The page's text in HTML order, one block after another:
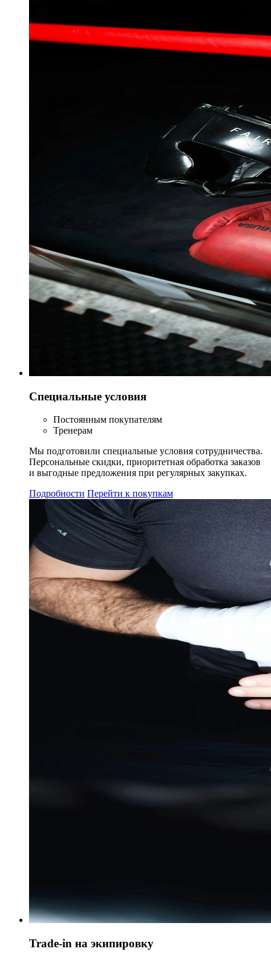
Специальные условия
Постоянным покупателям
Тренерам
Мы подготовили специальные условия сотрудничества.
Персональные скидки, приоритетная обработка заказов
и выгодные предложения при регулярных закупках.
Подробности Перейти к покупкам
Trade-in на экипировку